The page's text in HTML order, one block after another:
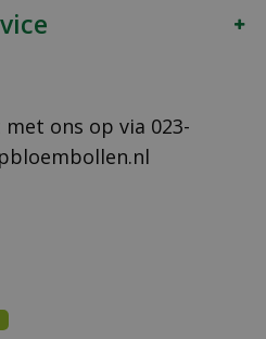
ons op via 023-